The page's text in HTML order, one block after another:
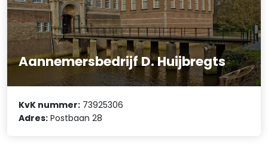
Aannemersbedrijf D. Huijbregts
KvK nummer: 73925306
Adres: Postbaan 28